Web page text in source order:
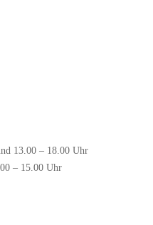
13.00 – 18.00 Uhr
– 15.00 Uhr